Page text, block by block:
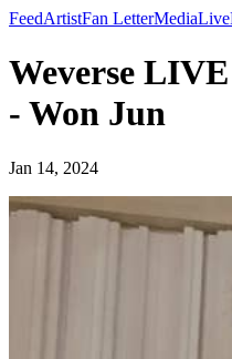
FeedArtistFan LetterMediaLive
Weverse
- Won Jun
Jan 14, 2024